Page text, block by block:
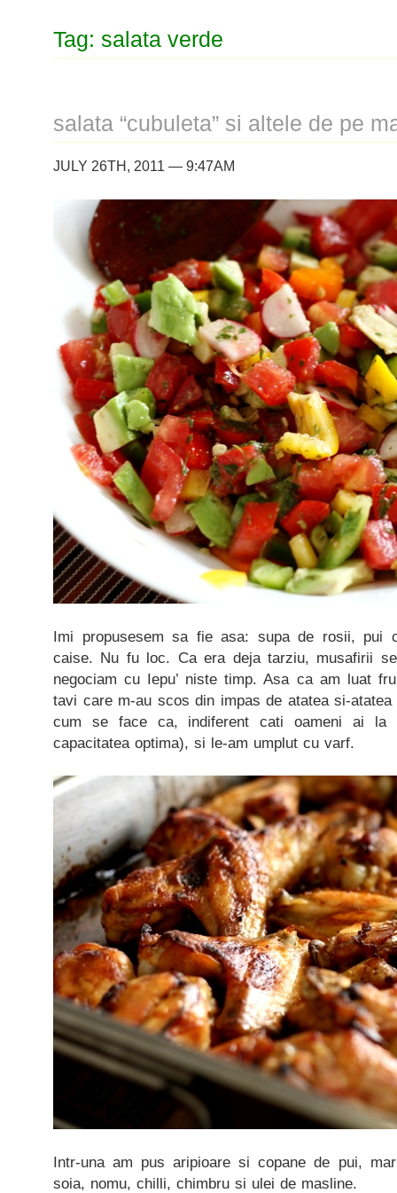
Tag: salata verde
salata “cubuleta” si altele de pe
JULY 26TH, 2011 — 9:47AM
Imi propusesem sa fie asa: supa de rosii, pui
caise. Nu fu loc. Ca era deja tarziu, musafirii
negociam cu Iepu’ niste timp. Asa ca am luat
tavi care m-au scos din impas de atatea si-
cum se face ca, indiferent cati oameni ai la
capacitatea optima), si le-am umplut cu varf.
Intr-una am pus aripioare si copane de pui,
soia, nomu, chilli, chimbru si ulei de masline.